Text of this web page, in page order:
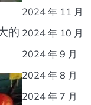
的
2024 年 11 月
2024 年 10 月
2024 年 9 月
2024 年 8 月
2024 年 7 月